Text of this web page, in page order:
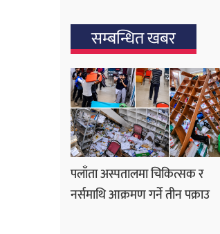
सम्बन्धित खबर
पलाँता अस्पतालमा चिकित्सक र
नर्समाथि आक्रमण गर्ने तीन पक्राउ